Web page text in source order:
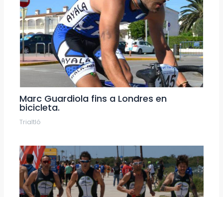
Marc Guardiola fins a Londres en
bicicleta.
Trialtló